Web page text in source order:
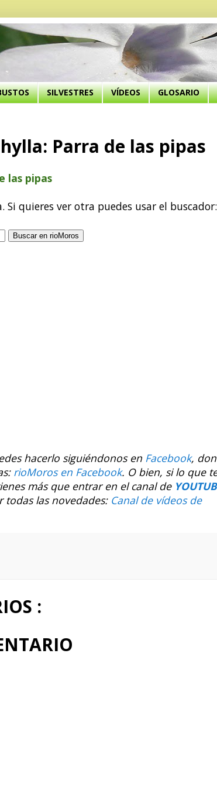
SILVESTRES VÍDEOS GLOSARIO
Parra de las pipas
las pipas
quieres ver otra puedes usar el buscador:
hacerlo siguiéndonos en Facebook,
rioMoros en Facebook. O bien, si lo que
más que entrar en el canal de
todas las novedades: Canal de vídeos de
: